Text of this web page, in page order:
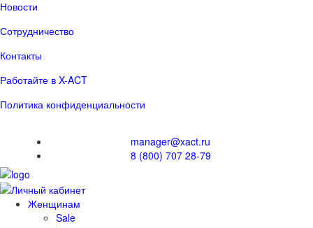
Новости
Сотрудничество
Контакты
Работайте в X-ACT
Политика конфиденциальности
manager@xact.ru
8 (800) 707 28-79
Женщинам
Sale